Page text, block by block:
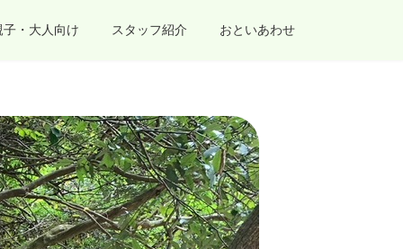
子・大人向け スタッフ紹介 おといあわせ